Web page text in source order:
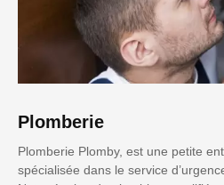
Plomberie
Plomberie Plomby, est une petite
spécialisée dans le service